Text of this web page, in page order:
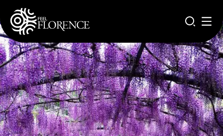
Salta al contenuto principale